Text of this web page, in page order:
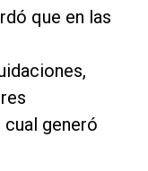
que en las
generó